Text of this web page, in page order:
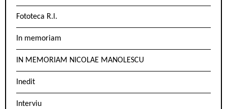
Fototeca R.l.
In memoriam
IN MEMORIAM NICOLAE MANOLESCU
Inedit
Interviu